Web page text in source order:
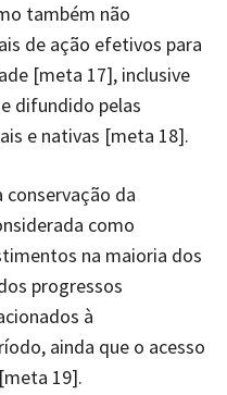
também não
de ação efetivos para
[meta 17], inclusive
difundido pelas
e nativas [meta 18].
da
como
na maioria dos
progressos
à
ainda que o acesso
19].